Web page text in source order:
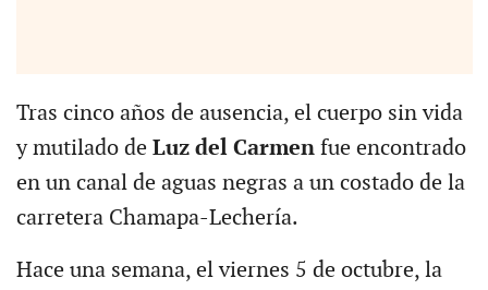
Tras cinco años de ausencia, el cuerpo sin vida
y mutilado de Luz del Carmenfue encontrado
en un canal de aguas negras a un costado de la
carretera Chamapa-Lechería.
Hace una semana, el viernes 5 de octubre, la